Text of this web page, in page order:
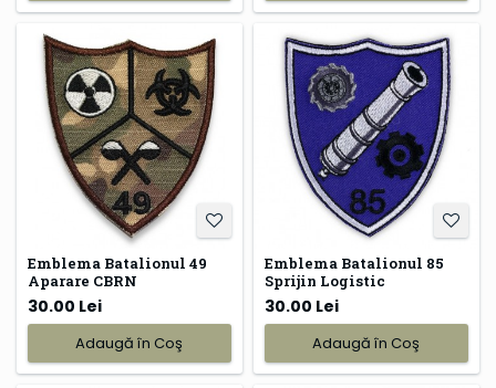
Emblema Batalionul 49
Aparare CBRN
30.00 Lei
Adaugă în Coş
Emblema Batalionul 85
Sprijin Logistic
30.00 Lei
Adaugă în Coş